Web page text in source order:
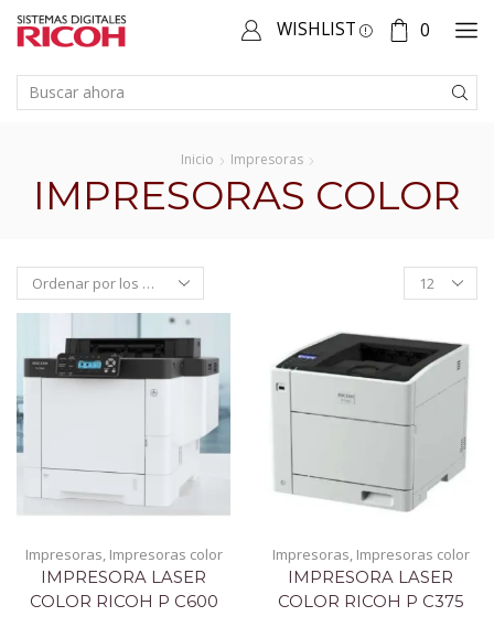
WISHLIST 0
Inicio Impresoras
IMPRESORAS COLOR
Products
per
Impresoras, Impresoras color
IMPRESORA LASER
COLOR RICOH P C600
Impresoras, Impresoras color
IMPRESORA LASER
COLOR RICOH P C375